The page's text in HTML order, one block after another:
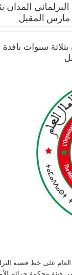
المدان
مارس المقبل
سنوات
العام على خط قضية